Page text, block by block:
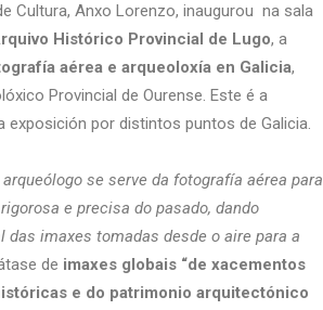
Cultura, Anxo Lorenzo, inaugurou na sala
Histórico Provincial de Lugo, a
aérea e arqueoloxía en Galicia,
Provincial de Ourense. Este é a
exposición por distintos puntos de Galicia.
arqueólogo se serve da fotografía aérea para
e precisa do pasado, dando
imaxes tomadas desde o aire para a
de imaxes globais “de xacementos
e do patrimonio arquitectónico